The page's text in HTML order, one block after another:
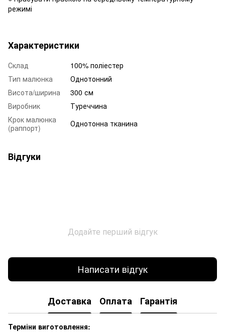
режимі
Характеристики
Склад
100% поліестер
Тип малюнка
Однотонний
Висота/ширина
300 см
Виробник
Туреччина
Крок малюнка
(раппорт)
Однотонна тканина
Відгуки
Додайте перший відгук
Написати відгук
Доставка Оплата Гарантія
Терміни виготовлення: